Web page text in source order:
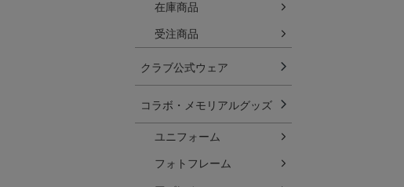
在庫商品
受注商品
クラブ公式ウェア
コラボ・メモリアルグッズ
ユニフォーム
フォトフレーム